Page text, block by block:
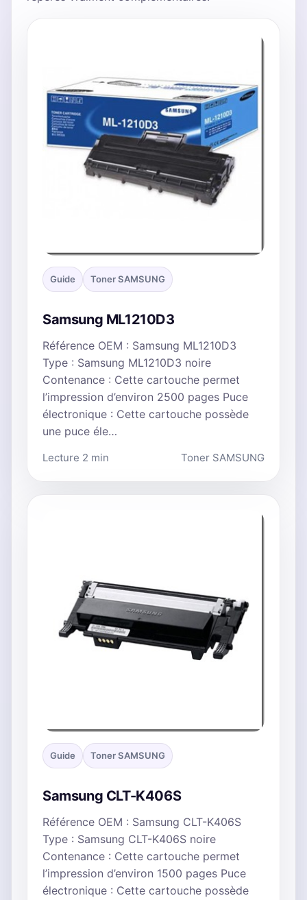
Guide Toner SAMSUNG
Samsung ML1210D3
Référence OEM : Samsung ML1210D3
Type : Samsung ML1210D3 noire
Contenance : Cette cartouche permet
l’impression d’environ 2500 pages Puce
électronique : Cette cartouche possède
une puce éle…
Lecture 2 min Toner SAMSUNG
Guide Toner SAMSUNG
Samsung CLT-K406S
Référence OEM : Samsung CLT-K406S
Type : Samsung CLT-K406S noire
Contenance : Cette cartouche permet
l’impression d’environ 1500 pages Puce
électronique : Cette cartouche possède